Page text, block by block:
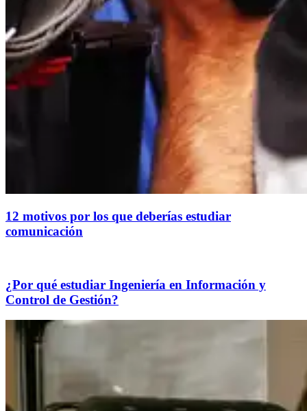
12 motivos por los que deberías estudiar
comunicación
¿Por qué estudiar Ingeniería en Información y
Control de Gestión?